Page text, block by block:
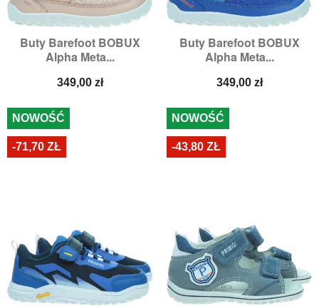
Buty Barefoot BOBUX
Alpha Meta...
Cena
349,00 zł
Buty Barefoot BOBUX
Alpha Meta...
Cena
349,00 zł
NOWOŚĆ
-71,70 ZŁ
NOWOŚĆ
-43,80 ZŁ